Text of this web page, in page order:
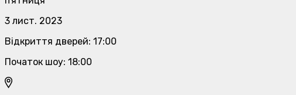
3 лист. 2023
Відкриття дверей: 17:00
Початок шоу: 18:00